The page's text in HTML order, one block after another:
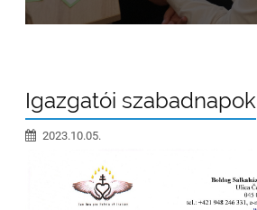
Igazgatói szabadnapok
2023.10.05.